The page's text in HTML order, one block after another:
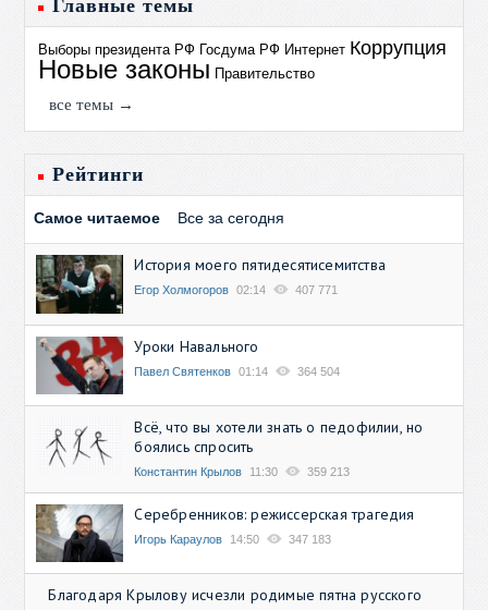
Главные темы
Выборы президента РФ Госдума РФ Интернет Коррупция
Новые законы Правительство
все темы →
Рейтинги
Самое читаемое Все за сегодня
История моего пятидесятисемитства
Егор Холмогоров 02:14 407 771
Уроки Навального
Павел Святенков 01:14 364 504
Всё, что вы хотели знать о педофилии, но
боялись спросить
Константин Крылов 11:30 359 213
Серебренников: режиссерская трагедия
Игорь Караулов 14:50 347 183
Благодаря Крылову исчезли родимые пятна русского